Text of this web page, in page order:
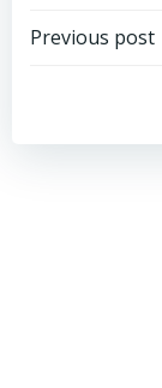
Previous post